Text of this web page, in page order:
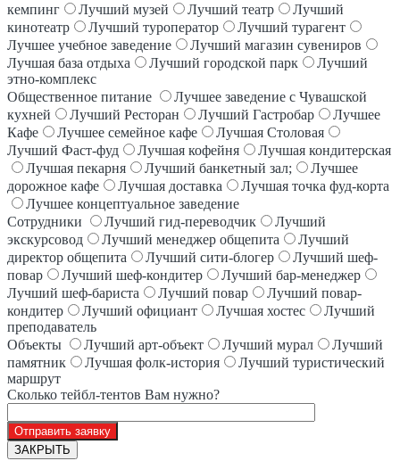
кемпинг
Лучший музей Лучший театр
Лучший
кинотеатр
Лучший туроператор
Лучший турагент
Лучшее учебное заведение
Лучший магазин сувениров
Лучшая база отдыха
Лучший городской парк
Лучший
этно-комплекс
Общественное питание
Лучшее заведение с Чувашской
кухней
Лучший Ресторан Лучший Гастробар
Лучшее
Кафе
Лучшее семейное кафе
Лучшая Столовая
Лучший Фаст-фуд
Лучшая кофейня
Лучшая кондитерская
Лучшая пекарня
Лучший банкетный зал;
Лучшее
дорожное кафе
Лучшая доставка
Лучшая точка фуд-корта
Лучшее концептуальное заведение
Сотрудники
Лучший гид-переводчик
Лучший
экскурсовод
Лучший менеджер общепита
Лучший
директор общепита
Лучший сити-блогер
Лучший шеф-
повар
Лучший шеф-кондитер
Лучший бар-менеджер
Лучший шеф-бариста
Лучший повар
Лучший повар-
кондитер
Лучший официант Лучшая хостес
Лучший
преподаватель
Объекты
Лучший арт-объект Лучший мурал
Лучший
памятник
Лучшая фолк-история
Лучший туристический
маршрут
Сколько тейбл-тентов Вам нужно?
ЗАКРЫТЬ